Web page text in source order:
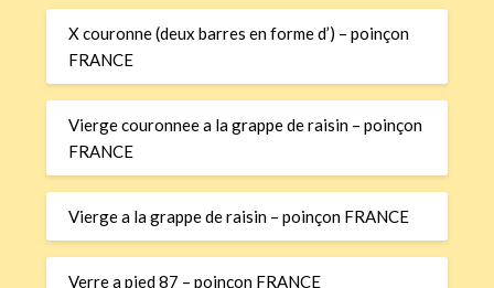
X couronne (deux barres en forme d’) – poinçon
FRANCE
Vierge couronnee a la grappe de raisin – poinçon
FRANCE
Vierge a la grappe de raisin – poinçon FRANCE
Verre a pied 87 – poinçon FRANCE